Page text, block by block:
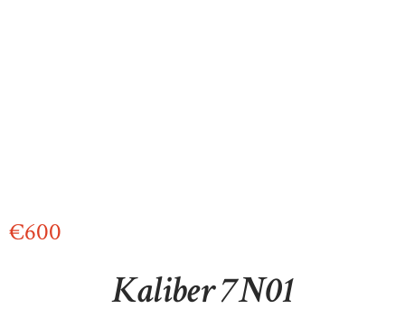
€600
Kaliber 7N01